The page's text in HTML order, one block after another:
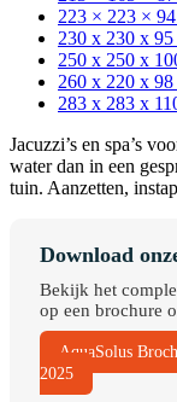
223 × 223 ×
230 x 230 x 95
250 x 250 x
260 x 220 x 98
283 x 283 x
Jacuzzi’s en spa’s
water dan in een
tuin. Aanzetten,
Download
Bekijk het
op een brochure
AquaSolus
2025